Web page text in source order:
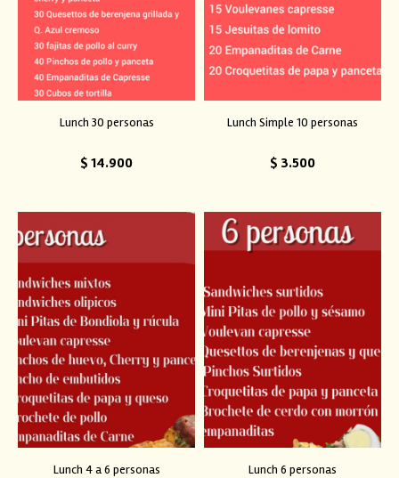
Lunch 30 personas
$ 14.900
Lunch Simple 10 personas
$ 3.500
Lunch 4 a 6 personas Lunch 6 personas